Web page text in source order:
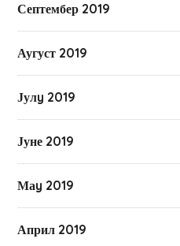
Септембер 2019
Аугуст 2019
Јулy 2019
Јуне 2019
Маy 2019
Април 2019